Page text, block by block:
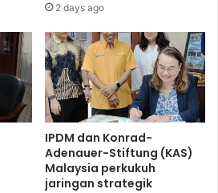
2 days ago
IPDM dan Konrad-
Adenauer-Stiftung (KAS)
Malaysia perkukuh
jaringan strategik